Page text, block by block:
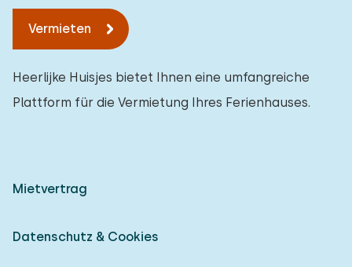
Vermieten
Heerlijke Huisjes bietet Ihnen eine umfangreiche
Plattform für die Vermietung Ihres Ferienhauses.
Mietvertrag
Datenschutz & Cookies